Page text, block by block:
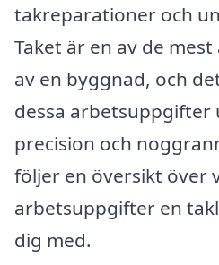
takreparationer och
Taket är en av de
av en byggnad, och
dessa arbetsuppgifter
precision och
följer en översikt över
arbetsuppgifter en
dig med.